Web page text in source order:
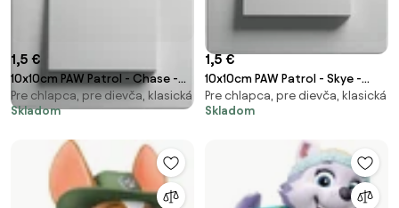
1,5 €
10x10cm PAW Patrol - Chase -
nálepka nad vypínač
Pre chlapca, pre dievča, klasická
Skladom
1,5 €
10x10cm PAW Patrol - Skye -
nálepka nad vypínač
Pre chlapca, pre dievča, klasická
Skladom